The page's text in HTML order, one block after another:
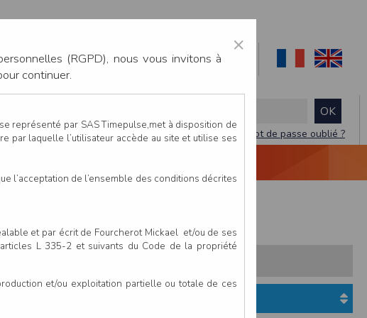
Mot de passe oublié ?
×
(RGPD), nous vous invitons à
continuer.
représenté par SAS Timepulse,met à disposition de
par laquelle l’utilisateur accède au site et utilise ses
l’acceptation de l’ensemble des conditions décrites
et par écrit de Fourcherot Mickael et/ou de ses
L 335-2 et suivants du Code de la propriété
et/ou exploitation partielle ou totale de ces